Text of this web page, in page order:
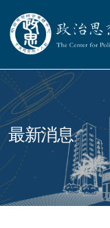
政治思想
:::
最新消息